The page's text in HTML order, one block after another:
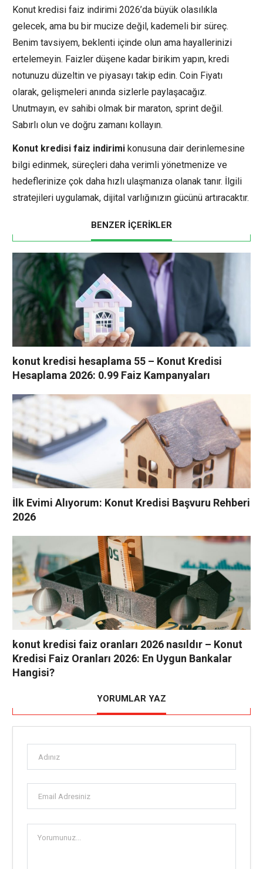
Konut kredisi faiz indirimi 2026’da büyük olasılıkla
gelecek, ama bu bir mucize değil, kademeli bir süreç.
Benim tavsiyem, beklenti içinde olun ama hayallerinizi
ertelemeyin. Faizler düşene kadar birikim yapın, kredi
notunuzu düzeltin ve piyasayı takip edin. Coin Fiyatı
olarak, gelişmeleri anında sizlerle paylaşacağız.
Unutmayın, ev sahibi olmak bir maraton, sprint değil.
Sabırlı olun ve doğru zamanı kollayın.
Konut kredisi faiz indirimi konusuna dair derinlemesine
bilgi edinmek, süreçleri daha verimli yönetmenize ve
hedeflerinize çok daha hızlı ulaşmanıza olanak tanır. İlgili
stratejileri uygulamak, dijital varlığınızın gücünü artıracaktır.
BENZER İÇERİKLER
konut kredisi hesaplama 55 – Konut Kredisi
Hesaplama 2026: 0.99 Faiz Kampanyaları
İlk Evimi Alıyorum: Konut Kredisi Başvuru Rehberi
2026
konut kredisi faiz oranları 2026 nasıldır – Konut
Kredisi Faiz Oranları 2026: En Uygun Bankalar
Hangisi?
YORUMLAR YAZ